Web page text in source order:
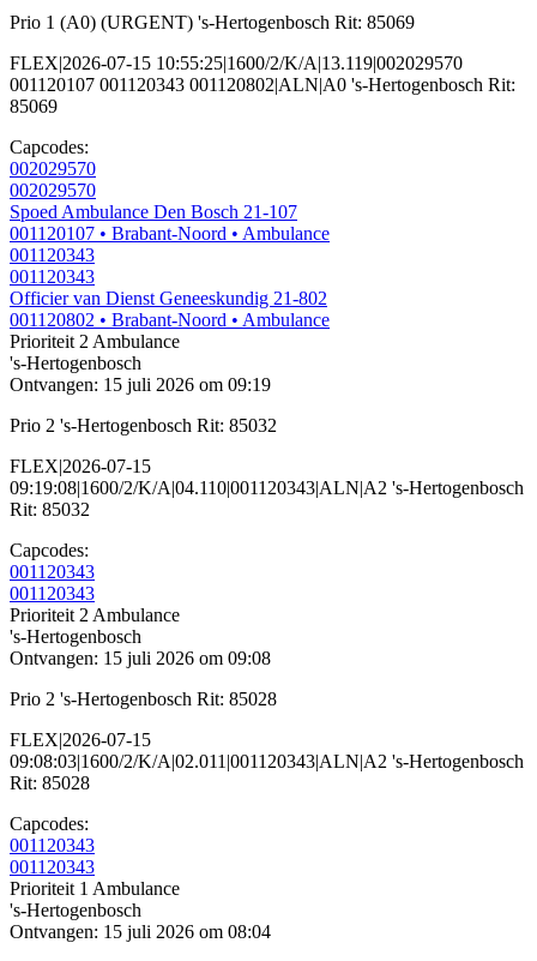
Prio 1 (A0) (URGENT) 's-Hertogenbosch Rit: 85069
FLEX|2026-07-15 10:55:25|1600/2/K/A|13.119|002029570
001120107 001120343 001120802|ALN|A0 's-Hertogenbosch Rit:
85069
Capcodes:
002029570
002029570
Spoed Ambulance Den Bosch 21-107
001120107 • Brabant-Noord • Ambulance
001120343
001120343
Officier van Dienst Geneeskundig 21-802
001120802 • Brabant-Noord • Ambulance
Prioriteit 2 Ambulance
's-Hertogenbosch
Ontvangen: 15 juli 2026 om 09:19
Prio 2 's-Hertogenbosch Rit: 85032
FLEX|2026-07-15
09:19:08|1600/2/K/A|04.110|001120343|ALN|A2 's-Hertogenbosch
Rit: 85032
Capcodes:
001120343
001120343
Prioriteit 2 Ambulance
's-Hertogenbosch
Ontvangen: 15 juli 2026 om 09:08
Prio 2 's-Hertogenbosch Rit: 85028
FLEX|2026-07-15
09:08:03|1600/2/K/A|02.011|001120343|ALN|A2 's-Hertogenbosch
Rit: 85028
Capcodes:
001120343
001120343
Prioriteit 1 Ambulance
's-Hertogenbosch
Ontvangen: 15 juli 2026 om 08:04